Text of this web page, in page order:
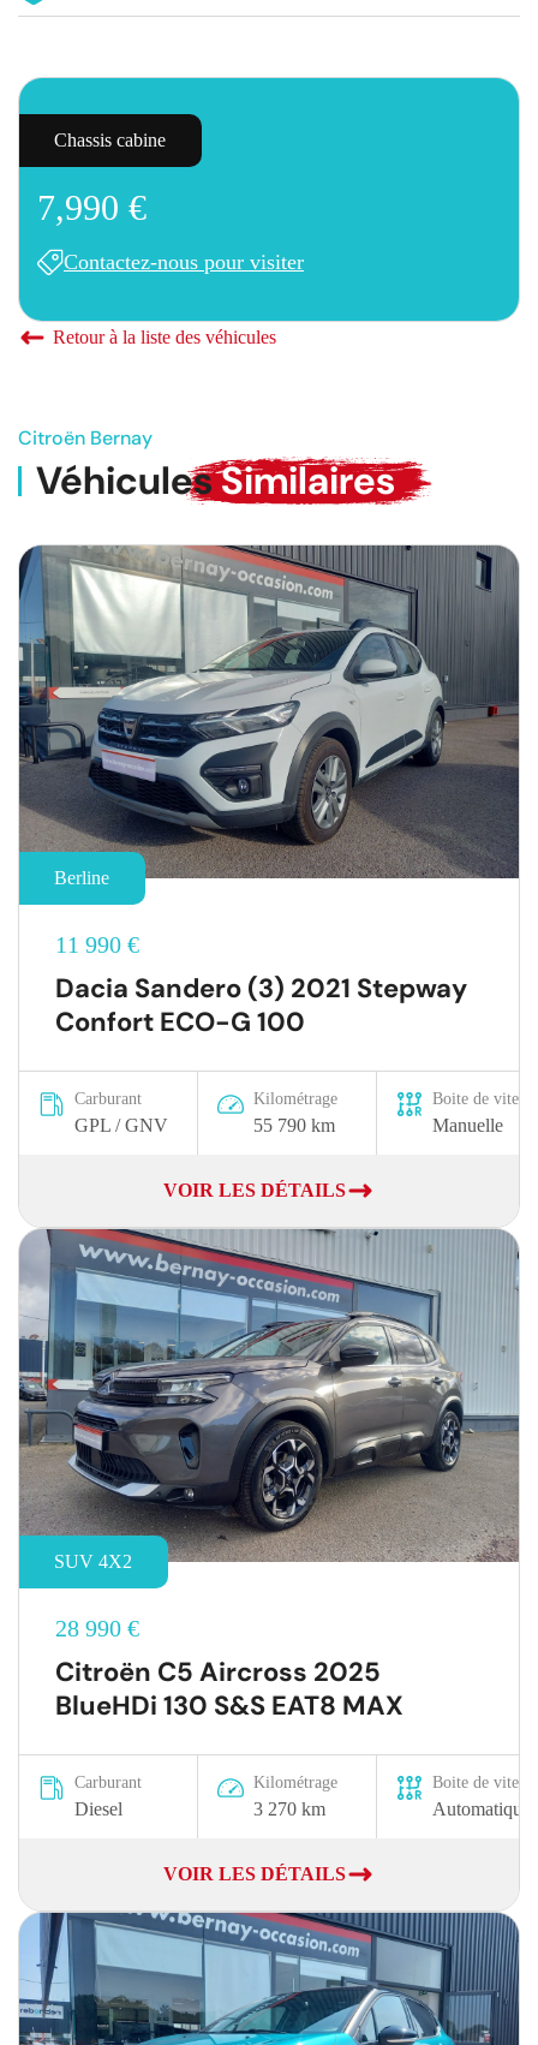
Chassis cabine
7,990 €
Contactez-nous pour visiter
Retour à la liste des véhicules
Citroën Bernay
VéhiculesSimilaires
Berline
11 990 €
Dacia Sandero (3) 2021 Stepway
Confort ECO-G 100
Carburant
GPL / GNV
Kilométrage
55 790 km
Boite de vitesse
Manuelle
VOIR LES DÉTAILS
SUV 4X2
28 990 €
Citroën C5 Aircross 2025
BlueHDi 130 S&S EAT8 MAX
Carburant
Diesel
Kilométrage
3 270 km
Boite de vitesse
Automatique
VOIR LES DÉTAILS